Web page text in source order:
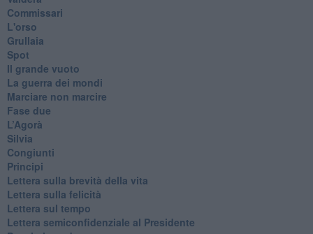
Commissari
L'orso
Grullaia
Spot
​Il grande vuoto
​La guerra dei mondi
Marciare non marcire
Fase due
L’Agorà
Silvia
Congiunti
Principi
​Lettera sulla brevità della vita
​Lettera sulla felicità
​Lettera sul tempo
Lettera semiconfidenziale al Presidente